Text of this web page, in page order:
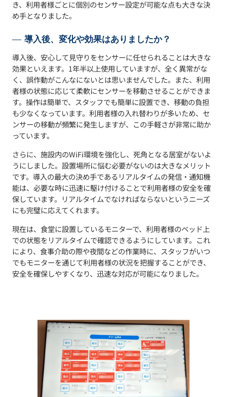
き、利用者様ごとに個別のセンサー設定が可能な点も大きな決
め手となりました。
導入後、変化や効果はありましたか？
導入後、安心して見守りをセンサーに任せられることは大きな
効果といえます。1年半以上使用していますが、全く異常がな
く、誤作動がこんなにないとは思いませんでした。また、利用
者様の状態に応じて柔軟にセンサーを移動させることができま
す。操作は簡単で、スタッフでも簡単に設置でき、移動の負担
も少なくなっています。利用者様の入れ替わりが多いため、セ
ンサーの移動が頻繁に発生しますが、この手軽さが非常に助か
っています。
さらに、施設内のWiFi環境を強化し、死角となる居室がないよ
うにしました。設置場所に悩む必要がないのは大きなメリット
です。導入の最大の決め手であるリアルタイムの発信・通知機
能は、必要な時に迅速に駆け付けることで利用者様の安全を確
保しています。リアルタイムでなければならないというニーズ
にも完璧に応えてくれます。
現在は、食堂に設置しているモニターで、利用者様のベッド上
での状態をリアルタイムで確認できるようにしています。これ
により、食事介助の際や夜間などの作業時に、スタッフがいつ
でもモニターを通じて利用者様の状況を把握することができ、
安全を確保しやすくなり、迅速な対応が可能になりました。